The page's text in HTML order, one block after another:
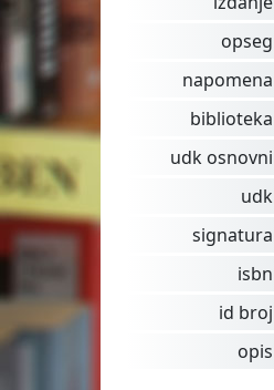
opseg
napomena
biblioteka
udk osnovni
udk
signatura
isbn
id broj
opis